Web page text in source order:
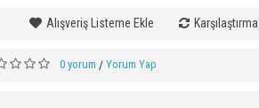
Alışveriş Listeme Ekle
0 yorum / Yorum Yap